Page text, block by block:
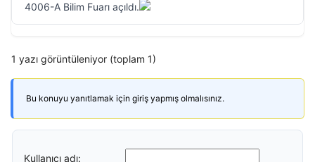
4006-A Bilim Fuarı açıldı.
1 yazı görüntüleniyor (toplam 1)
Bu konuyu yanıtlamak için giriş yapmış olmalısınız.
Kullanıcı adı: